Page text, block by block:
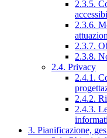
2.3.5.
2.3.6.
2.3.7.
2.3.8.
2.4. Privacy
2.4.1.
2.4.2.
2.4.3.
3. Pianificazione,